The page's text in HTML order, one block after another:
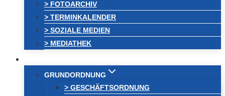
> FOTOARCHIV
> TERMINKALENDER
> SOZIALE MEDIEN
> MEDIATHEK
GRUNDORDNUNG
> GESCHÄFTSORDNUNG